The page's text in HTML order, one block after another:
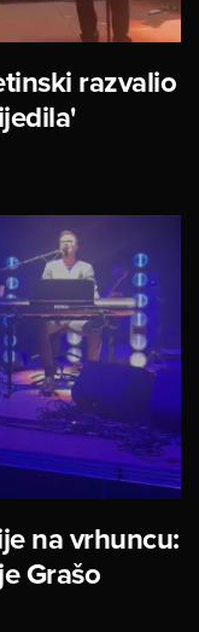
razvalio
na vrhuncu:
Grašo